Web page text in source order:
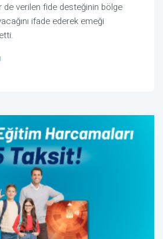
verilen fide desteğinin bölge
ifade ederek emeği